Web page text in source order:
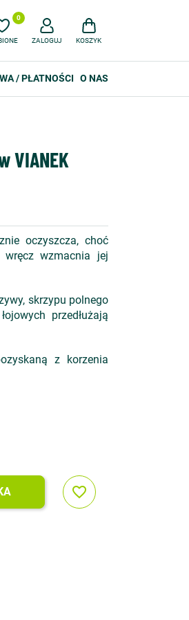
0
ZALOGUJ KOSZYK
/ PŁATNOŚCI O NAS
VIANEK
oczyszcza, choć
wręcz wzmacnia jej
skrzypu polnego
przedłużają
z korzenia
favorite_border